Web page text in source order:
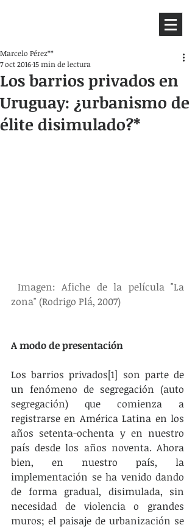
Los barrios privados en
Uruguay: ¿urbanismo de
élite disimulado?*
Marcelo Pérez**
7 oct 201615 min de lectura
Imagen: Afiche de la película "La
zona" (Rodrigo Plá, 2007)
A modo de presentación
Los barrios privados[1] son parte de
un fenómeno de segregación (auto
segregación) que comienza a
registrarse en América Latina en los
años setenta-ochenta y en nuestro
país desde los años noventa. Ahora
bien, en nuestro país, la
implementación se ha venido dando
de forma gradual, disimulada, sin
necesidad de violencia o grandes
muros; el paisaje de urbanización se